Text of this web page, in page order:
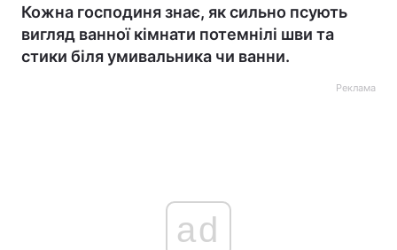
Кожна господиня знає, як сильно псують
вигляд ванної кімнати потемнілі шви та
стики біля умивальника чи ванни.
Реклама
ad